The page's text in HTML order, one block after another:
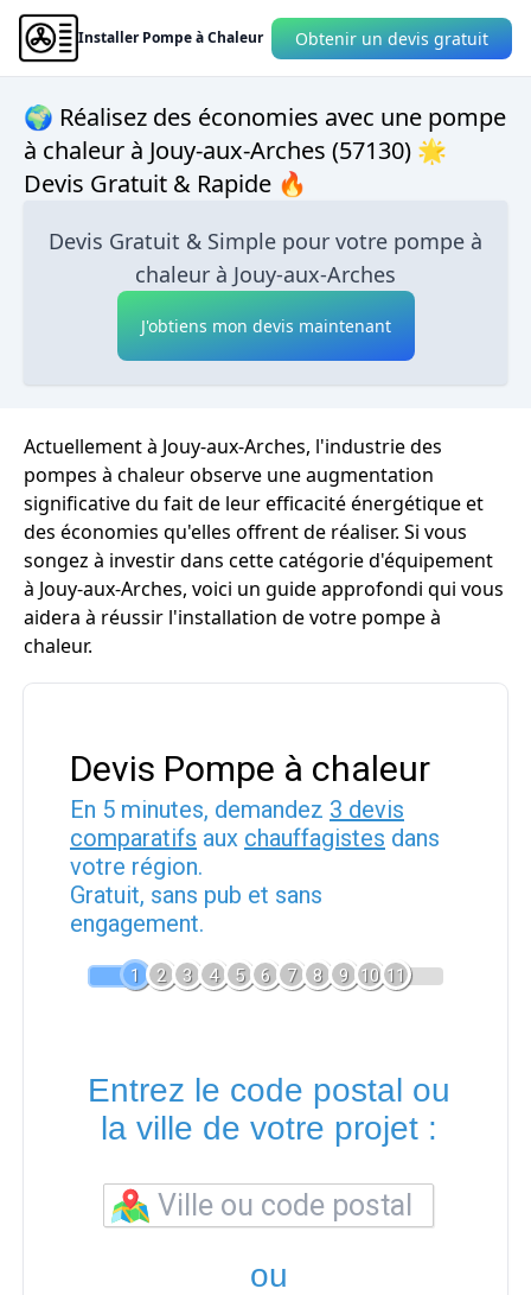
Installer Pompe à Chaleur Obtenir un devis gratuit
🌍 Réalisez des économies avec une pompe
à chaleur à Jouy-aux-Arches (57130) 🌟
Devis Gratuit & Rapide 🔥
Devis Gratuit & Simple pour votre pompe à
chaleur à Jouy-aux-Arches
J'obtiens mon devis maintenant
Actuellement à Jouy-aux-Arches, l'industrie des
pompes à chaleur observe une augmentation
significative du fait de leur efficacité énergétique et
des économies qu'elles offrent de réaliser. Si vous
songez à investir dans cette catégorie d'équipement
à Jouy-aux-Arches, voici un guide approfondi qui vous
aidera à réussir l'installation de votre pompe à
chaleur.
Devis Pompe à chaleur
En 5 minutes, demandez 3 devis
comparatifs aux chauffagistes dans
votre région.
Gratuit, sans pub et sans
engagement.
1 2 3 4 5 6 7 8 9 10 11
Entrez le code postal ou
la ville de votre projet :
ou